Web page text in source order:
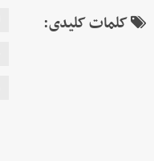
کلمات کلیدی: